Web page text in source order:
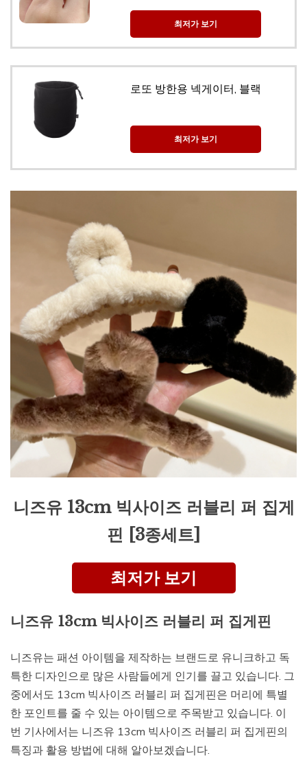
최저가 보기
로또 방한용 넥게이터, 블랙
최저가 보기
니즈유 13cm 빅사이즈 러블리 퍼 집게
핀 [3종세트]
최저가 보기
니즈유 13cm 빅사이즈 러블리 퍼 집게핀
니즈유는 패션 아이템을 제작하는 브랜드로 유니크하고 독
특한 디자인으로 많은 사람들에게 인기를 끌고 있습니다. 그
중에서도 13cm 빅사이즈 러블리 퍼 집게핀은 머리에 특별
한 포인트를 줄 수 있는 아이템으로 주목받고 있습니다. 이
번 기사에서는 니즈유 13cm 빅사이즈 러블리 퍼 집게핀의
특징과 활용 방법에 대해 알아보겠습니다.